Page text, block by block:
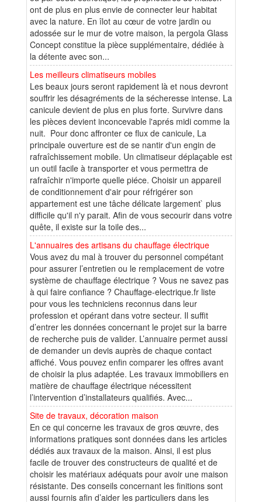
ont de plus en plus envie de connecter leur habitat
avec la nature. En îlot au cœur de votre jardin ou
adossée sur le mur de votre maison, la pergola Glass
Concept constitue la pièce supplémentaire, dédiée à
la détente avec son...
Les meilleurs climatiseurs mobiles
Les beaux jours seront rapidement là et nous devront
souffrir les désagréments de la sécheresse intense. La
canicule devient de plus en plus forte. Survivre dans
les pièces devient inconcevable l'aprés midi comme la
nuit. Pour donc affronter ce flux de canicule, La
principale ouverture est de se nantir d'un engin de
rafraîchissement mobile. Un climatiseur déplaçable est
un outil facile à transporter et vous permettra de
rafraîchir n'importe quelle piéce. Choisir un appareil
de conditionnement d'air pour réfrigérer son
appartement est une tâche délicate largement` plus
difficile qu'il n'y parait. Afin de vous secourir dans votre
quête, il existe sur la toile des...
L'annuaires des artisans du chauffage électrique
Vous avez du mal à trouver du personnel compétant
pour assurer l’entretien ou le remplacement de votre
système de chauffage électrique ? Vous ne savez pas
à qui faire confiance ? Chauffage-electrique.fr liste
pour vous les techniciens reconnus dans leur
profession et opérant dans votre secteur. Il suffit
d’entrer les données concernant le projet sur la barre
de recherche puis de valider. L’annuaire permet aussi
de demander un devis auprès de chaque contact
affiché. Vous pouvez enfin comparer les offres avant
de choisir la plus adaptée. Les travaux immobiliers en
matière de chauffage électrique nécessitent
l’intervention d’installateurs qualifiés. Avec...
Site de travaux, décoration maison
En ce qui concerne les travaux de gros œuvre, des
informations pratiques sont données dans les articles
dédiés aux travaux de la maison. Ainsi, il est plus
facile de trouver des constructeurs de qualité et de
choisir les matériaux adéquats pour avoir une maison
résistante. Des conseils concernant les finitions sont
aussi fournis afin d’aider les particuliers dans les